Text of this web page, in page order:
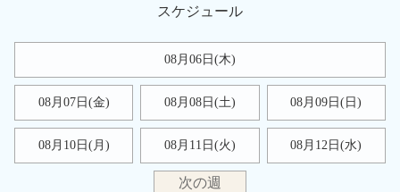
08月06日(木)
08月07日(金) 08月08日(土) 08月09日( 日)
08月10日(月) 08月11日(火) 08月12日(水)
次の週